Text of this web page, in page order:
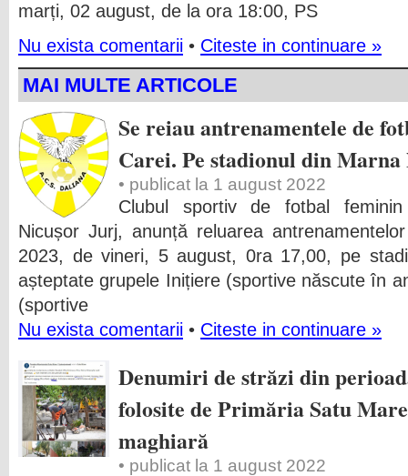
marți, 02 august, de la ora 18:00, PS
Nu exista comentarii • Citeste in continuare »
MAI MULTE ARTICOLE
Se reiau antrenamentele de
Carei. Pe stadionul din Marna
• publicat la 1 august 2022
Clubul sportiv de fotbal
Nicușor Jurj, anunță reluarea
2023, de vineri, 5 august, 0ra 17,00, pe
așteptate grupele Inițiere (sportive născute în
(sportive
Nu exista comentarii • Citeste in continuare »
Denumiri de străzi din
folosite de Primăria Satu
maghiară
• publicat la 1 august 2022